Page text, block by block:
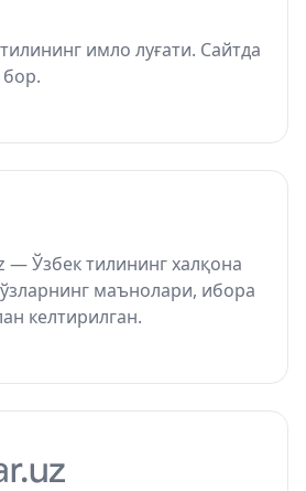
имло луғати. Сайтда
бор.
Ўзбек тилининг халқона
маънолари, ибора
келтирилган.